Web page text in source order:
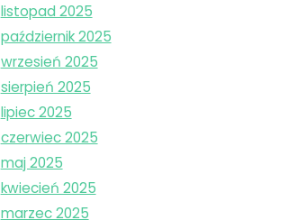
listopad 2025
październik 2025
wrzesień 2025
sierpień 2025
lipiec 2025
czerwiec 2025
maj 2025
kwiecień 2025
marzec 2025